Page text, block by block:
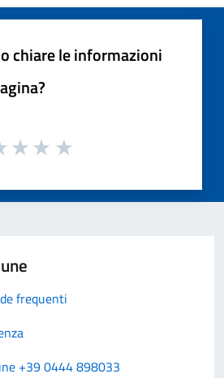
chiare le informazioni
frequenti
+39 0444 898033